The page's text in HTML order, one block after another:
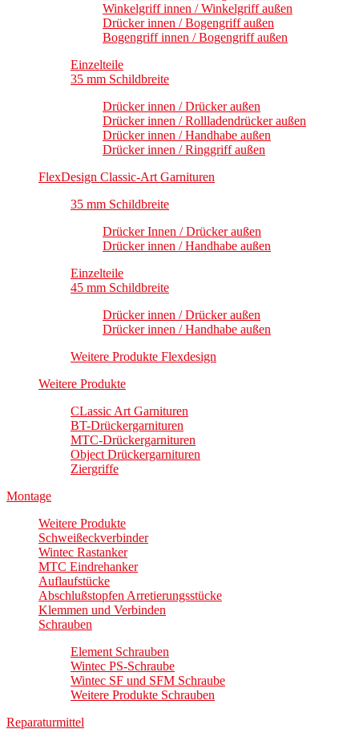
Winkelgriff innen / Winkelgriff außen
Drücker innen / Bogengriff außen
Bogengriff innen / Bogengriff außen
Einzelteile
35 mm Schildbreite
Drücker innen / Drücker außen
Drücker innen / Rollladendrücker außen
Drücker innen / Handhabe außen
Drücker innen / Ringgriff außen
FlexDesign Classic-Art Garnituren
35 mm Schildbreite
Drücker Innen / Drücker außen
Drücker innen / Handhabe außen
Einzelteile
45 mm Schildbreite
Drücker innen / Drücker außen
Drücker innen / Handhabe außen
Weitere Produkte Flexdesign
Weitere Produkte
CLassic Art Garnituren
BT-Drückergarnituren
MTC-Drückergarnituren
Object Drückergarnituren
Ziergriffe
Montage
Weitere Produkte
Schweißeckverbinder
Wintec Rastanker
MTC Eindrehanker
Auflaufstücke
Abschlußstopfen Arretierungsstücke
Klemmen und Verbinden
Schrauben
Element Schrauben
Wintec PS-Schraube
Wintec SF und SFM Schraube
Weitere Produkte Schrauben
Reparaturmittel